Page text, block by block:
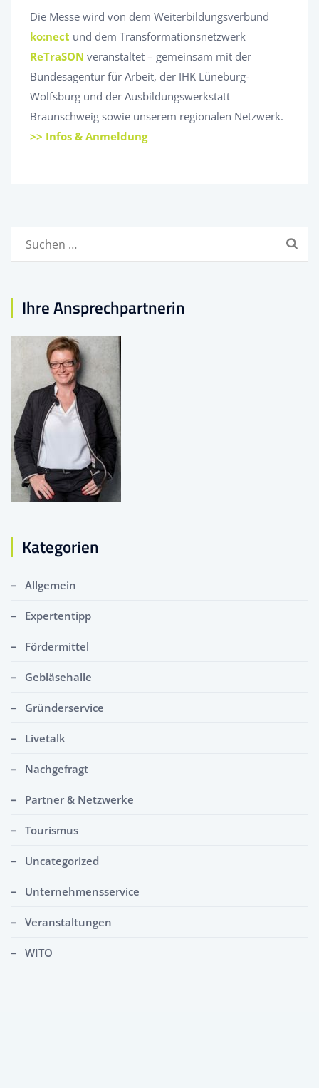
Die Messe wird von dem Weiterbildungsverbund
ko:nect und dem Transformationsnetzwerk
ReTraSON veranstaltet – gemeinsam mit der
Bundesagentur für Arbeit, der IHK Lüneburg-
Wolfsburg und der Ausbildungswerkstatt
Braunschweig sowie unserem regionalen Netzwerk.
>> Infos & Anmeldung
Ihre Ansprechpartnerin
Kategorien
Allgemein
Expertentipp
Fördermittel
Gebläsehalle
Gründerservice
Livetalk
Nachgefragt
Partner & Netzwerke
Tourismus
Uncategorized
Unternehmensservice
Veranstaltungen
WITO